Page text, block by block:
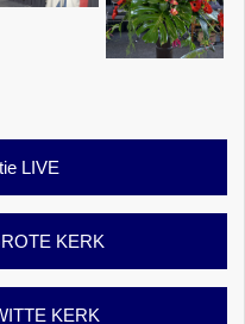
LIVE
KERK
KERK